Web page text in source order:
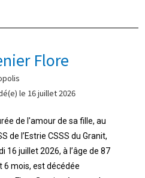
Flore
le 16 juillet 2026
de l'amour de sa fille, au
de l’Estrie CSSS du Granit,
16 juillet 2026, à l’âge de 87
6 mois, est décédée